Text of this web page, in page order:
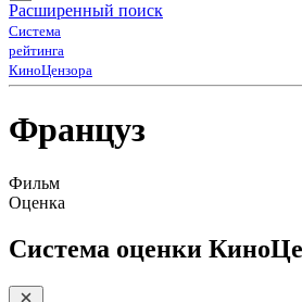
Расширенный поиск
Система
рейтинга
КиноЦензора
Француз
Фильм
Оценка
Система оценки